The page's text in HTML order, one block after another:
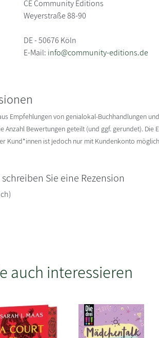
CE Community Editions
Weyerstraße 88-90
DE - 50676 Köln
E-Mail: info@community-editions.de
Empfehlungen von genialokal-Buchhandlungen
Anzahl Bewertungen geteilt (und ggf. gerundet).
Kund*innen ist jedoch nur mit Kundenkonto
Sie eine Rezension
auch interessieren